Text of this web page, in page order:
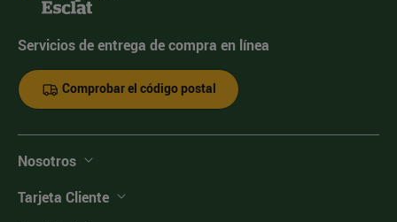
Servicios de entrega de compra en línea
Comprobar el código postal
Nosotros
Tarjeta Cliente